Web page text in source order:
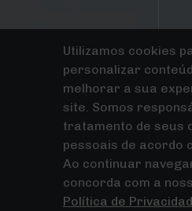
Utilizamos cookies
personalizar
melhorar a sua
site. Somos
tratamento de seus
pessoais de acordo
Ao continuar
concorda com a
Política de